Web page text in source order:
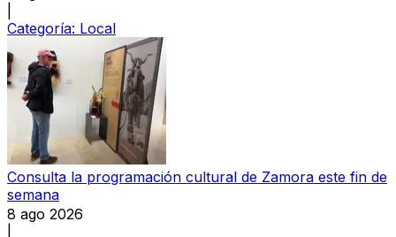
Categoría: Local
Consulta la programación cultural de Zamora este fin de
semana
8 ago 2026